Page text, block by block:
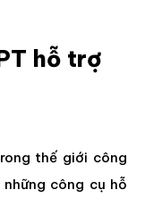
hỗ trợ
thế giới công
công cụ hỗ